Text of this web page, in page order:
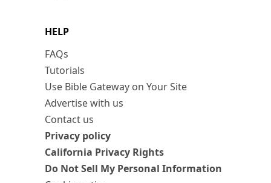
HELP
FAQs
Tutorials
Use Bible Gateway on Your Site
Advertise with us
Contact us
Privacy policy
California Privacy Rights
Do Not Sell My Personal Information